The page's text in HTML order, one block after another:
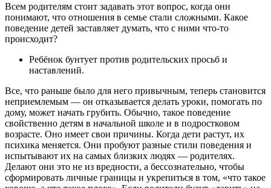
Всем родителям стоит задавать этот вопрос, когда они
понимают, что отношения в семье стали сложными. Какое
поведение детей заставляет думать, что с ними что-то
происходит?
Ребёнок бунтует против родительских просьб и
наставлений.
Все, что раньше было для него привычным, теперь становится
неприемлемым — он отказывается делать уроки, помогать по
дому, может начать грубить. Обычно, такое поведение
свойственно детям в начальной школе и в подростковом
возрасте. Оно имеет свои причины. Когда дети растут, их
психика меняется. Они пробуют разные стили поведения и
испытывают их на самых близких людях — родителях.
Делают они это не из вредности, а бессознательно, чтобы
сформировать личные границы и укрепиться в том, «что такое